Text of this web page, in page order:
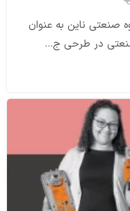
صنعتی ناین به عنوان
در طرحی ج...